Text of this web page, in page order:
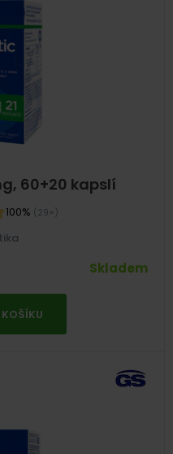
60+20 kapslí
100% (29×)
Skladem